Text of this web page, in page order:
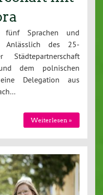
fünf Sprachen und
Anlässlich des 25-
dem polnischen
Delegation aus
Weiterlesen »